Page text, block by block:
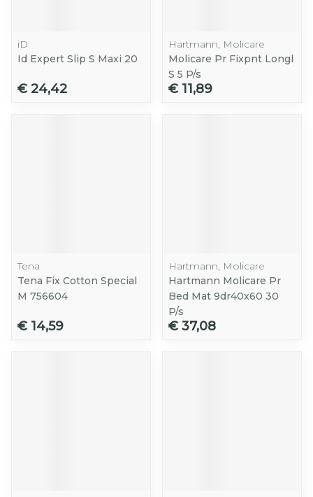
iD
Id Expert Slip S Maxi 20
€ 24,42
Hartmann, Molicare
Molicare Pr Fixpnt Longl
S 5 P/s
€ 11,89
Tena
Tena Fix Cotton Special
M 756604
€ 14,59
Hartmann, Molicare
Hartmann Molicare Pr
Bed Mat 9dr40x60 30
P/s
€ 37,08